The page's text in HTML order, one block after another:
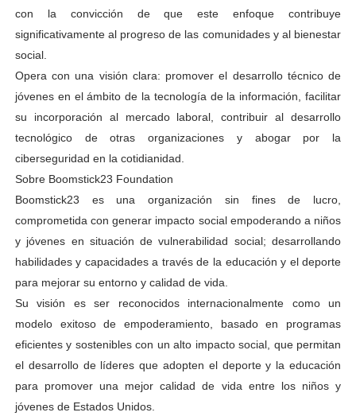
con la convicción de que este enfoque contribuye
significativamente al progreso de las comunidades y al bienestar
social.
Opera con una visión clara: promover el desarrollo técnico de
jóvenes en el ámbito de la tecnología de la información, facilitar
su incorporación al mercado laboral, contribuir al desarrollo
tecnológico de otras organizaciones y abogar por la
ciberseguridad en la cotidianidad.
Sobre Boomstick23 Foundation
Boomstick23 es una organización sin fines de lucro,
comprometida con generar impacto social empoderando a niños
y jóvenes en situación de vulnerabilidad social; desarrollando
habilidades y capacidades a través de la educación y el deporte
para mejorar su entorno y calidad de vida.
Su visión es ser reconocidos internacionalmente como un
modelo exitoso de empoderamiento, basado en programas
eficientes y sostenibles con un alto impacto social, que permitan
el desarrollo de líderes que adopten el deporte y la educación
para promover una mejor calidad de vida entre los niños y
jóvenes de Estados Unidos.